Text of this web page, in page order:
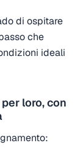
di ospitare
che
ideali
loro, con